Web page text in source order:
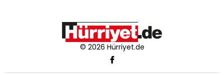
© 2026 Hürriyet.de